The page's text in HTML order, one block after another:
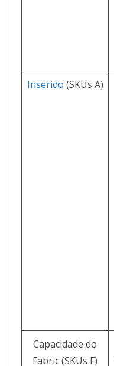
Inserido (SKUs A)
Capacidade do
Fabric (SKUs F)